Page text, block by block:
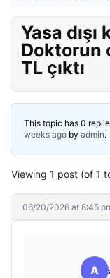
Yasa
Doktorun
TL çıktı
This topic has 0
weeks ago by admin.
Viewing 1 post (of 1
06/20/2026 at 8:45
A